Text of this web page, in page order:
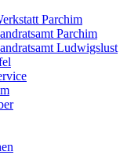
Parchim
Parchim
Ludwigslust